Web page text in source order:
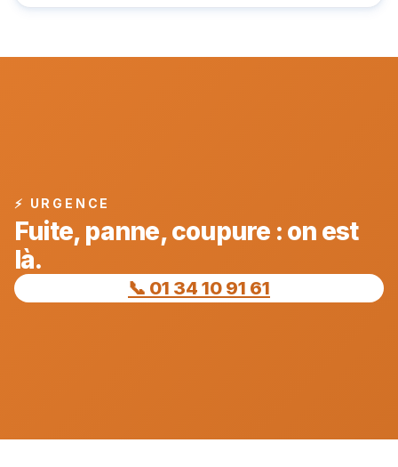
⚡ URGENCE
Fuite, panne, coupure : on est
là.
📞 01 34 10 91 61